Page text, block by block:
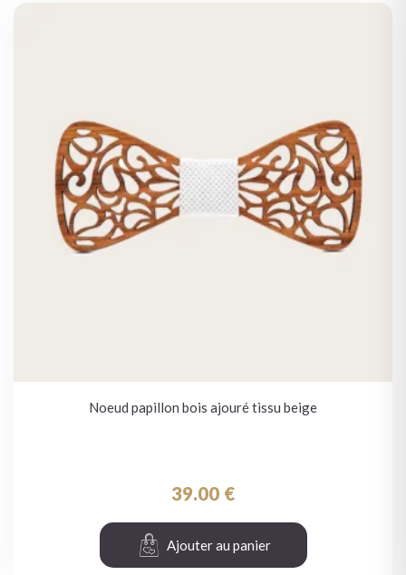
Noeud papillon bois ajouré tissu beige
39.00 €
Ajouter au panier